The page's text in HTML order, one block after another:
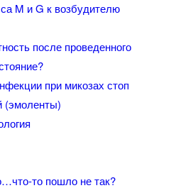
M и G к возбудителю
после проведенного
при микозах стоп
(эмоленты)
то пошло не так?